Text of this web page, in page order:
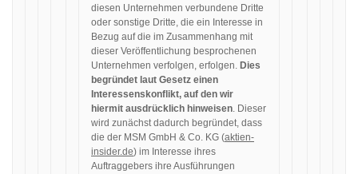
diesen Unternehmen verbundene Dritte
oder sonstige Dritte, die ein Interesse in
Bezug auf die im Zusammenhang mit
dieser Veröffentlichung besprochenen
Unternehmen verfolgen, erfolgen. Dies
begründet laut Gesetz einen
Interessenskonflikt, auf den wir
hiermit ausdrücklich hinweisen. Dieser
wird zunächst dadurch begründet, dass
die der MSM GmbH & Co. KG (aktien-
insider.de) im Interesse ihres
Auftraggebers ihre Ausführungen